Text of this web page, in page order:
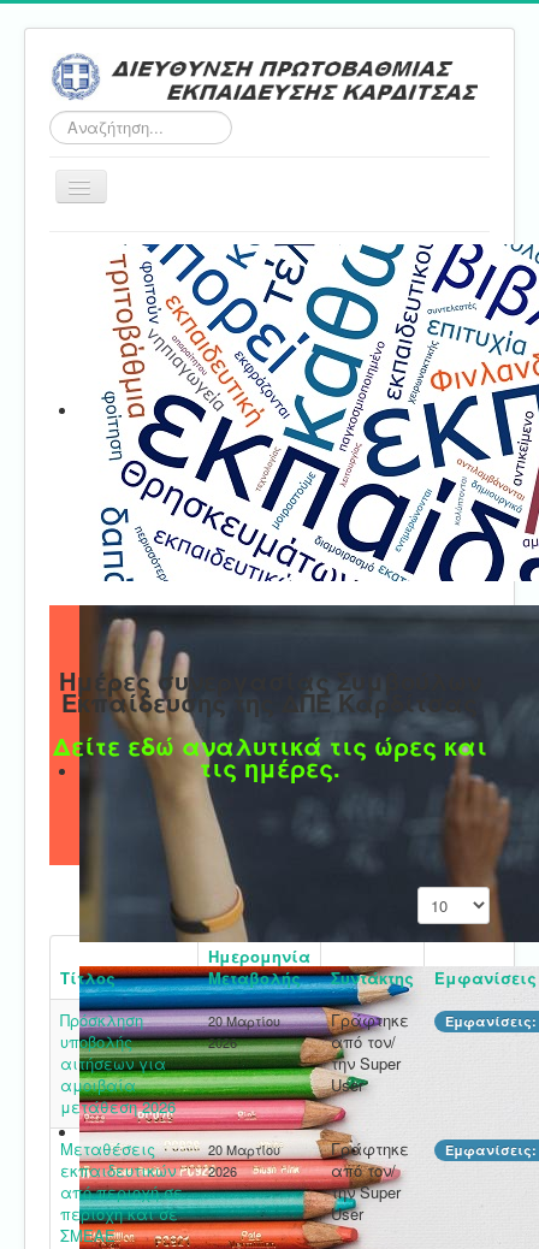
Αναζήτηση...
Εναλλαγή
Αρχική
Τμήμα Α'
Τμήμα Β'
Τμήμα Γ'
Τμήμα Δ'
Τμήμα E'
Επικοινωνία
Ημέρες συνεργασίας Συμβούλων
Εκπαίδευσης της ΔΠΕ Καρδίτσας
Δείτε εδώ αναλυτικά τις ώρες και
τις ημέρες.
Εμφάνιση #
Τίτλος
Ημερομηνία
Μεταβολής
Συντάκτης
Εμφανίσεις
Πρόσκληση
υποβολής
αιτήσεων για
αμοιβαία
μετάθεση 2026
20 Μαρτίου
2026
Γράφτηκε
από τον/
την Super
User
Εμφανίσεις:
Mεταθέσεις
εκπαιδευτικών
από περιοχή σε
περιοχή και σε
ΣΜΕΑΕ
20 Μαρτίου
2026
Γράφτηκε
από τον/
την Super
User
Εμφανίσεις: